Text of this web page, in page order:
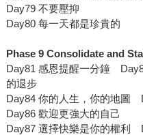
Day79 不要壓抑
Day80 每一天都是珍貴的
Phase 9 Consolidate and
Day81 感恩提醒一分鐘
的退步
Day84 你的人生，你的地圖
Day86 歡迎更強大的自己
Day87 選擇快樂是你的權利